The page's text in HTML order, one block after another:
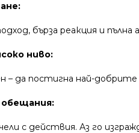
бърза реакция и
ниво:
– да постигна най-
обещания:
с действия. Аз го